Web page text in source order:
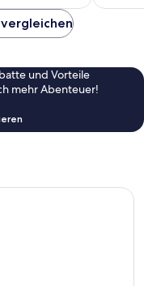
und Vorteile
mehr Abenteuer!